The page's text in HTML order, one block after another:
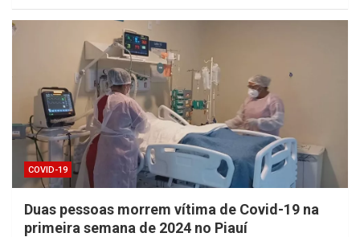
COVID-19
Duas pessoas morrem vítima de Covid-19 na
primeira semana de 2024 no Piauí